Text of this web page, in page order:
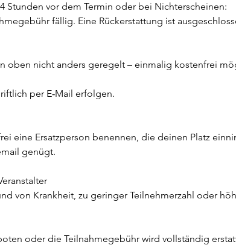
Stunden vor dem Termin oder bei Nichterscheinen:
fällig. Eine Rückerstattung ist
oben nicht anders geregelt – einmalig kostenfrei
per E‑Mail erfolgen.
eine Ersatzperson benennen, die deinen Platz
genügt.
von Krankheit, zu geringer Teilnehmerzahl oder
oder die Teilnahmegebühr wird vollständig